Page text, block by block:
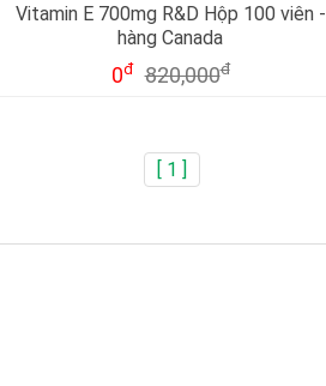
Vitamin E 700mg R&D Hộp 100 viên -
hàng Canada
0đ 820,000đ
[ 1 ]